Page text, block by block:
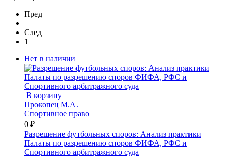
Пред
|
След
1
Нет в наличии
В корзину
Прокопец М.А.
Спортивное право
0 ₽
Разрешение футбольных споров: Анализ практики
Палаты по разрешению споров ФИФА, РФС и
Спортивного арбитражного суда